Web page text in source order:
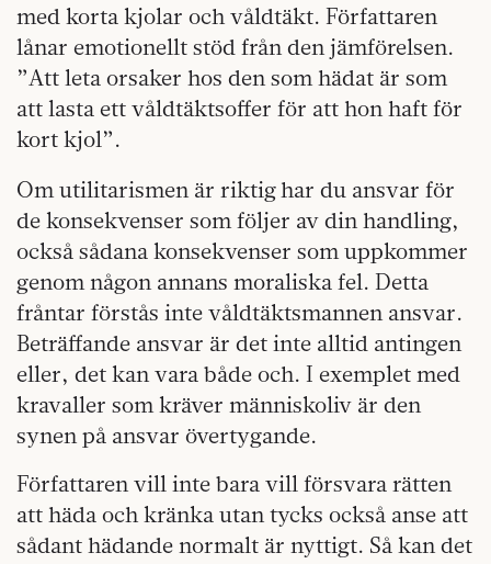
med korta kjolar och våldtäkt. Författaren
lånar emotionellt stöd från den jämförelsen.
”Att leta orsaker hos den som hädat är som
att lasta ett våldtäktsoffer för att hon haft för
kort kjol”.
Om utilitarismen är riktig har du ansvar för
de konsekvenser som följer av din handling,
också sådana konsekvenser som uppkommer
genom någon annans moraliska fel. Detta
fråntar förstås inte våldtäktsmannen ansvar.
Beträffande ansvar är det inte alltid antingen
eller, det kan vara både och. I exemplet med
kravaller som kräver människoliv är den
synen på ansvar övertygande.
Författaren vill inte bara vill försvara rätten
att häda och kränka utan tycks också anse att
sådant hädande normalt är nyttigt. Så kan det